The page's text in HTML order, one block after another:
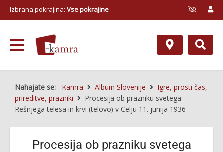
Izbrana pokrajina: Vse pokrajine
Nahajate se: Kamra Album Slovenije
Igre, prosti čas,
prireditve, prazniki
Procesija ob prazniku svetega
Rešnjega telesa in krvi (telovo) v Celju 11. junija 1936
Procesija ob prazniku svetega